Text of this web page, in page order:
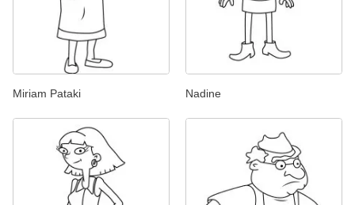
Miriam Pataki Nadine